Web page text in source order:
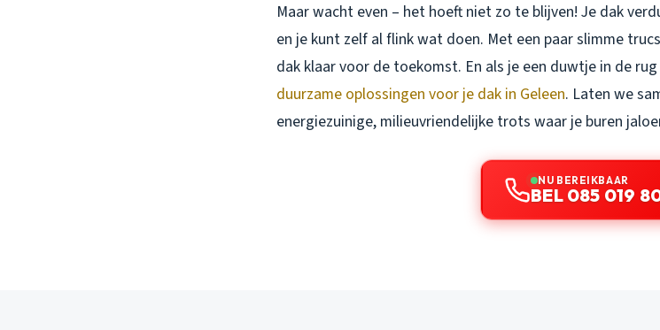
Maar wacht even – het hoeft niet zo te blijven! Je dak
en je kunt zelf al flink wat doen. Met een paar slimme
dak klaar voor de toekomst. En als je een duwtje in de
duurzame oplossingen voor je dak in Geleen. Laten we
energiezuinige, milieuvriendelijke trots waar je buren
NU BEREIKBAAR
BEL 085 019